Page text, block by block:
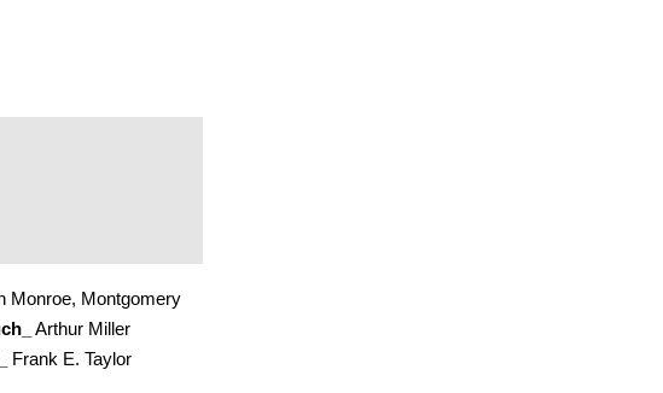
Monroe, Montgomery
Arthur Miller
Frank E. Taylor